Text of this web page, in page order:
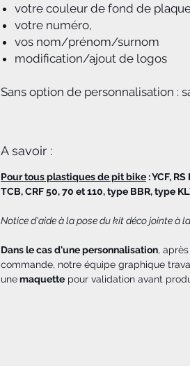
votre couleur de fond de
votre numéro,
vos nom/prénom/surnom
modification/ajout de logos
Sans option de personnalisation :
A savoir :
Pour tous plastiques de pit bike : YCF,
TCB, CRF 50, 70 et 110, type BBR, type
Notice d'aide à la pose du kit déco jointe à
Dans le cas d'une personnalisation,
commande, notre équipe graphique
unemaquette pour validation avant